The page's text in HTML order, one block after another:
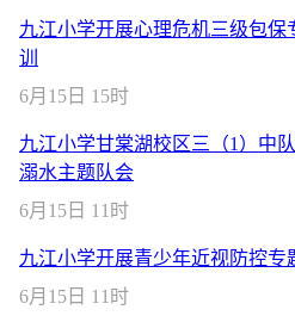
九江小学开展心理危机三级包保
训
6月15日 15时
九江小学甘棠湖校区三（1）中
溺水主题队会
6月15日 11时
九江小学开展青少年近视防控专
6月15日 11时